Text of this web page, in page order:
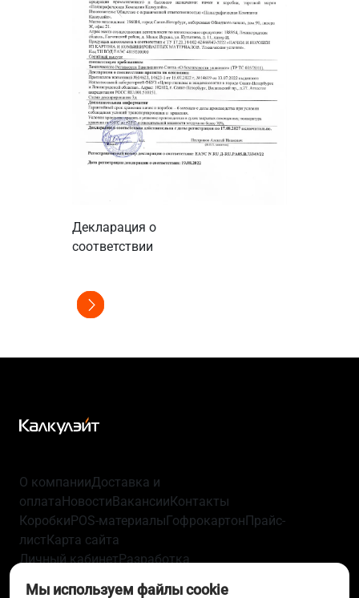
Декларация о
соответствии
О компанииДоставка и
оплатаНовостиВакансииКонтакты
КоробкиPOS-материалыГофрокартонПрайс-
листКарта сайта
Личный кабинетРазработка
Мы используем файлы cookie